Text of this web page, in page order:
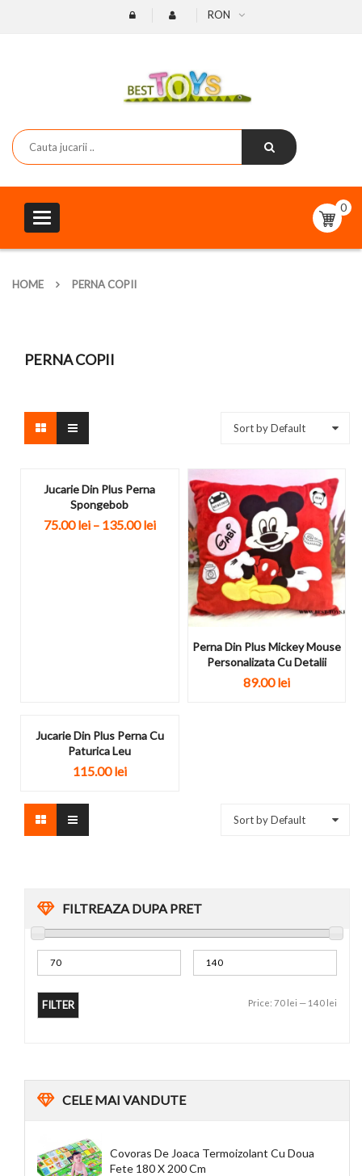
RON
Toggle
navigation
0
HOME PERNA COPII
FILTREAZA DUPA PRET
FILTER Price: 70 lei — 140 lei
CELEMAI VANDUTE
Covoras De Joaca Termoizolant Cu Doua
Fete 180 X 200 Cm
PERNA COPII
Sort by Default
Jucarie Din Plus Perna
Spongebob
75.00lei– 135.00lei
Perna Din Plus Mickey Mouse
Personalizata Cu Detalii
89.00lei
Jucarie Din Plus Perna Cu
Paturica Leu
115.00lei
Sort by Default